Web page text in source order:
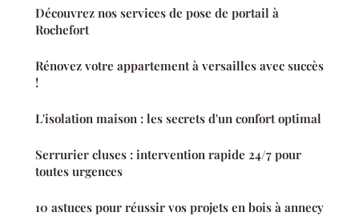
Découvrez nos services de pose de portail à
Rochefort
Rénovez votre appartement à versailles avec succès
!
L'isolation maison : les secrets d'un confort optimal
Serrurier cluses : intervention rapide 24/7 pour
toutes urgences
10 astuces pour réussir vos projets en bois à annecy